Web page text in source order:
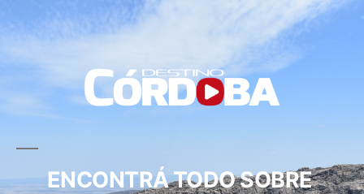
ENCONTRÁ TODO SOBRE